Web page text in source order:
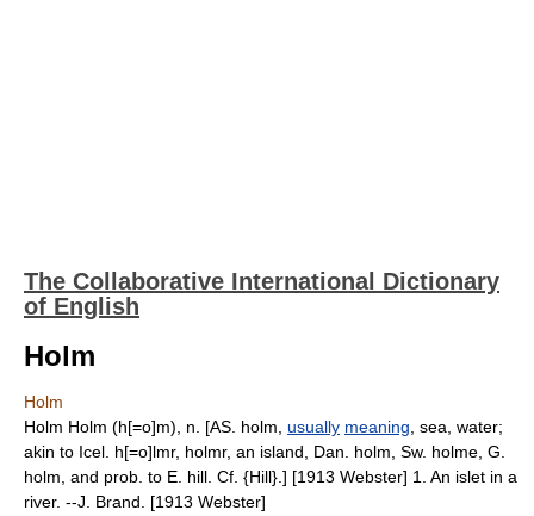
The Collaborative International Dictionary
of English
Holm
Holm
Holm Holm (h[=o]m), n. [AS. holm, usually meaning , sea, water;
akin to Icel. h[=o]lmr, holmr, an island, Dan. holm, Sw. holme, G.
holm, and prob. to E. hill. Cf. {Hill}.] [1913 Webster] 1. An islet in a
river. --J. Brand. [1913 Webster]